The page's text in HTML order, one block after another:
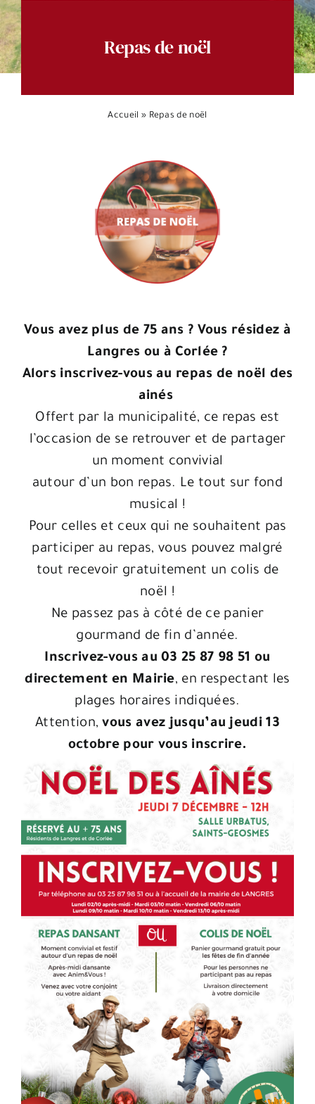
Espace citoyens
Repas de noël
Accueil » Repas de noël
Vous avez plus de 75 ans ? Vous résidez à
Langres ou à Corlée ?
Alors inscrivez-vous au repas de noël des
ainés
Offert par la municipalité, ce repas est
l’occasion de se retrouver et de partager
un moment convivial
autour d’un bon repas. Le tout sur fond
musical !
Pour celles et ceux qui ne souhaitent pas
participer au repas, vous pouvez malgré
tout recevoir gratuitement un colis de
noël !
Ne passez pas à côté de ce panier
gourmand de fin d’année.
Inscrivez-vous au 03 25 87 98 51 ou
directement en Mairie, en respectant les
plages horaires indiquées.
Attention, vous avez jusqu’au jeudi 13
octobre pour vous inscrire.